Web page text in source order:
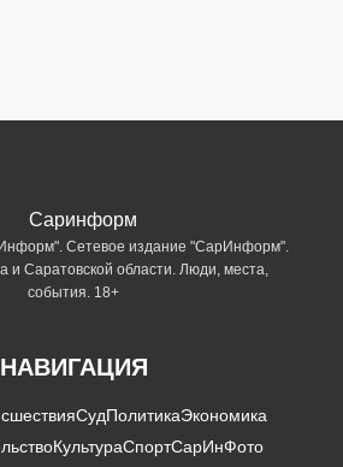
Сетевое издание "СарИнформ".
и Саратовской области. Люди, места,
события. 18+
НАВИГАЦИЯ
СудПолитикаЭкономика
КультураСпортСарИнФото